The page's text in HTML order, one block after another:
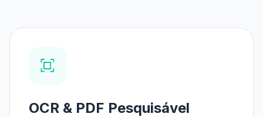
OCR & PDF Pesquisável